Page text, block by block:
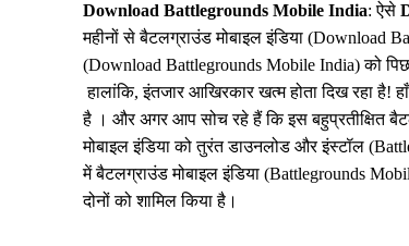
Download Battlegrounds Mobile India: ऐसे
महीनों से बैटलग्राउंड मोबाइल इंडिया (Download
(Download Battlegrounds Mobile India) को
हालांकि, इंतजार आखिरकार खत्म होता दिख रहा
है । और अगर आप सोच रहे हैं कि इस बहुप्रतीक्षित
मोबाइल इंडिया को तुरंत डाउनलोड और इंस्टॉल
में बैटलग्राउंड मोबाइल इंडिया (Battlegrounds
दोनों को शामिल किया है।